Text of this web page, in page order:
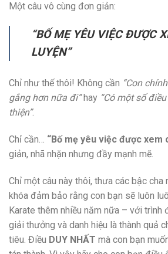
Một câu vô cùng đơn giản:
“BỐ MẸ YÊU VIỆC ĐƯỢC
LUYỆN”
Chỉ như thế thôi! Không cần “Con
gắng hơn nữa đi”hay “Có một số
thiện”.
Chỉ cần… “Bố mẹ yêu việc được xem
giản, nhã nhặn nhưng đầy mạnh mẽ.
Chỉ một câu này thôi, thưa các bậc cha
khóa đảm bảo rằng con bạn sẽ luôn
Karate thêm nhiều năm nữa – với trình
giải thưởng và danh hiệu là thành quả
tiêu. Điều DUY NHẤT mà con bạn